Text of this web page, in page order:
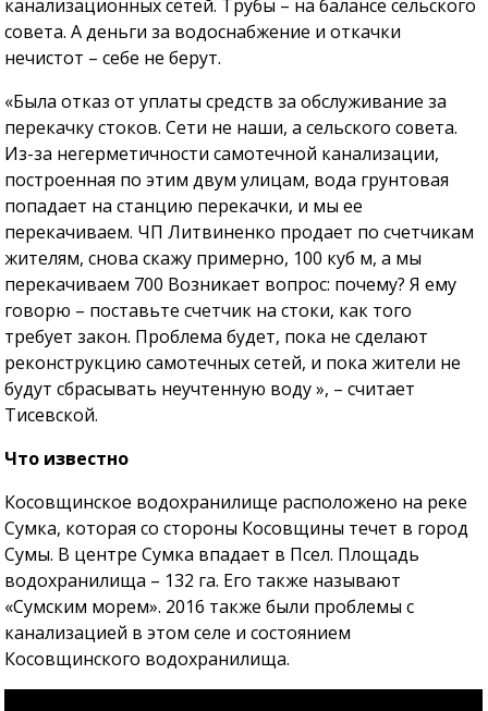
канализационных сетей. Трубы – на балансе сельского
совета. А деньги за водоснабжение и откачки
нечистот – себе не берут.
«Была отказ от уплаты средств за обслуживание за
перекачку стоков. Сети не наши, а сельского совета.
Из-за негерметичности самотечной канализации,
построенная по этим двум улицам, вода грунтовая
попадает на станцию ​​перекачки, и мы ее
перекачиваем. ЧП Литвиненко продает по счетчикам
жителям, снова скажу примерно, 100 куб м, а мы
перекачиваем 700 Возникает вопрос: почему? Я ему
говорю – поставьте счетчик на стоки, как того
требует закон. Проблема будет, пока не сделают
реконструкцию самотечных сетей, и пока жители не
будут сбрасывать неучтенную воду », – считает
Тисевской.
Что известно
Косовщинское водохранилище расположено на реке
Сумка, которая со стороны Косовщины течет в город
Сумы. В центре Сумка впадает в Псел. Площадь
водохранилища – 132 га. Его также называют
«Сумским морем». 2016 также были проблемы с
канализацией в этом селе и состоянием
Косовщинского водохранилища.